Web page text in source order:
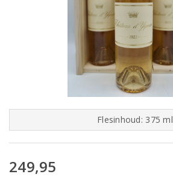
Flesinhoud: 375 ml
249,95